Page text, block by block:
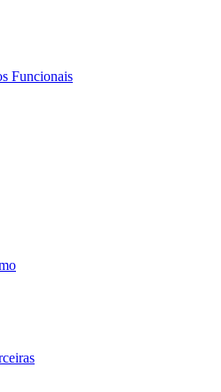
Funcionais